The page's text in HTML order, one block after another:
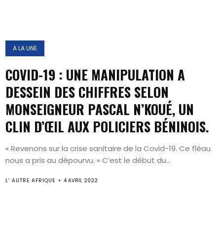
A LA UNE
COVID-19 : UNE MANIPULATION A
DESSEIN DES CHIFFRES SELON
MONSEIGNEUR PASCAL N’KOUÉ, UN
CLIN D’ŒIL AUX POLICIERS BÉNINOIS.
« Revenons sur la crise sanitaire de la Covid-19. Ce fléau
nous a pris au dépourvu. » C’est le début du...
L’ AUTRE AFRIQUE 4 AVRIL 2022